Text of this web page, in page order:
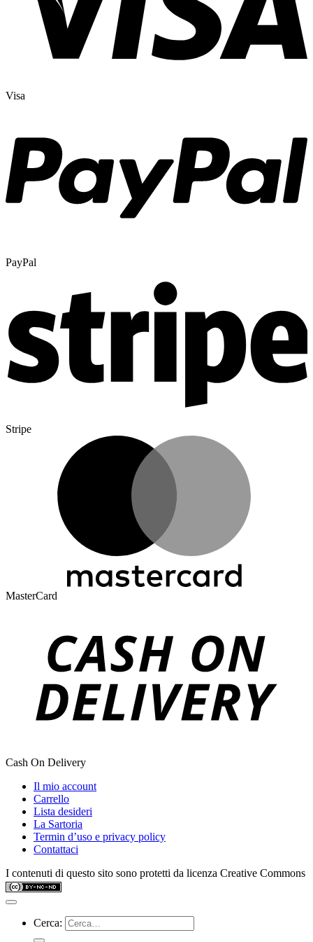
Visa
PayPal
Stripe
MasterCard
Cash On Delivery
Il mio account
Carrello
Lista desideri
La Sartoria
Termin d’uso e privacy policy
Contattaci
I contenuti di questo sito sono protetti da licenza Creative Commons
Cerca: